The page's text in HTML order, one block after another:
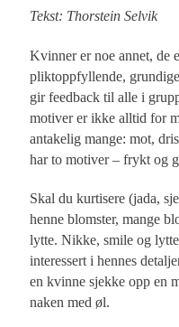
Tekst: Thorstein Selvik
Kvinner er noe annet, de
pliktoppfyllende,
gir feedback til alle i
motiver er ikke alltid for
antakelig mange: mot,
har to motiver – frykt og
Skal du kurtisere (jada,
henne blomster, mange
lytte. Nikke, smile og
interessert i hennes
en kvinne sjekke opp en
naken med øl.